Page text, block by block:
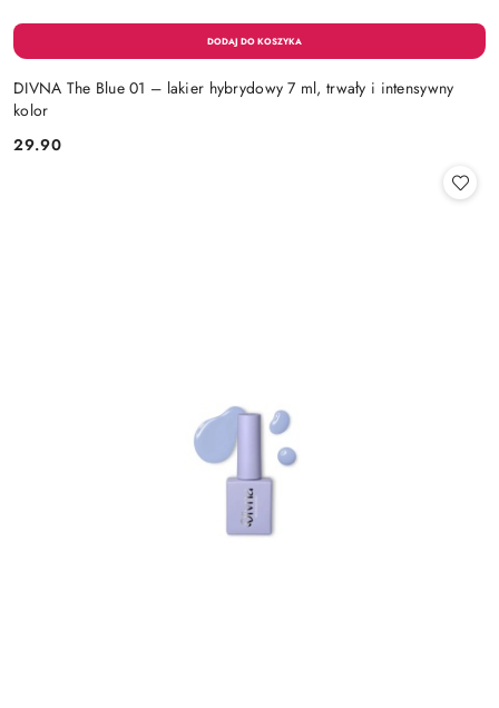
DIVNA The Blue 01 – lakier hybrydowy 7 ml, trwały i intensywny
kolor
Cena:
29.90